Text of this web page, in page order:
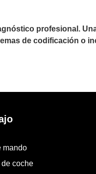
profesional.
de codificación o
mando
coche